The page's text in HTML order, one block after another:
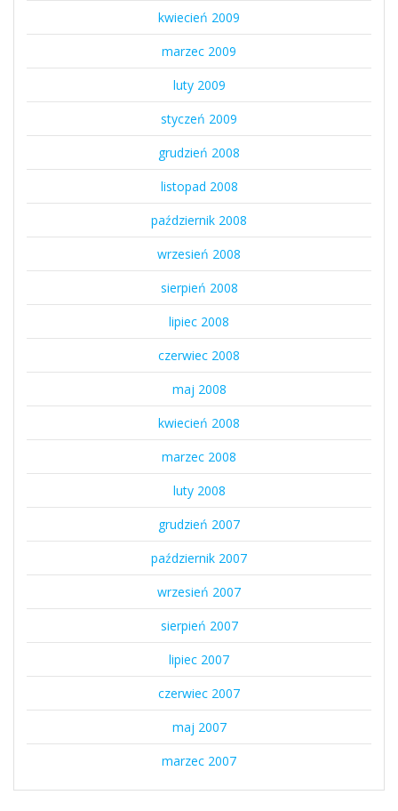
kwiecień 2009
marzec 2009
luty 2009
styczeń 2009
grudzień 2008
listopad 2008
październik 2008
wrzesień 2008
sierpień 2008
lipiec 2008
czerwiec 2008
maj 2008
kwiecień 2008
marzec 2008
luty 2008
grudzień 2007
październik 2007
wrzesień 2007
sierpień 2007
lipiec 2007
czerwiec 2007
maj 2007
marzec 2007